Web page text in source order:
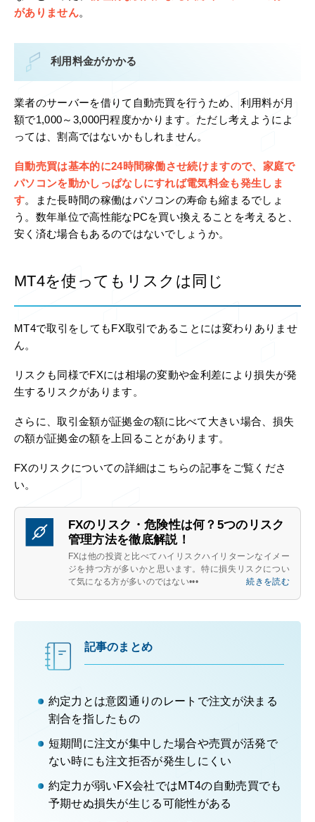
がありません。
利用料金がかかる
業者のサーバーを借りて自動売買を行うため、利用料が月
額で1,000～3,000円程度かかります。ただし考えようによ
っては、割高ではないかもしれません。
自動売買は基本的に24時間稼働させ続けますので、家庭で
パソコンを動かしっぱなしにすれば電気料金も発生しま
す。また長時間の稼働はパソコンの寿命も縮まるでしょ
う。数年単位で高性能なPCを買い換えることを考えると、
安く済む場合もあるのではないでしょうか。
MT4を使ってもリスクは同じ
MT4で取引をしてもFX取引であることには変わりありませ
ん。
リスクも同様でFXには相場の変動や金利差により損失が発
生するリスクがあります。
さらに、取引金額が証拠金の額に比べて大きい場合、損失
の額が証拠金の額を上回ることがあります。
FXのリスクについての詳細はこちらの記事をご覧くださ
い。
FXのリスク・危険性は何？5つのリスク
管理方法を徹底解説！
FXは他の投資と比べてハイリスクハイリターンなイメー
ジを持つ方が多いかと思います。特に損失リスクについ
て気になる方が多いのではない•••
続きを読む
記事のまとめ
約定力とは意図通りのレートで注文が決まる
割合を指したもの
短期間に注文が集中した場合や売買が活発で
ない時にも注文拒否が発生しにくい
約定力が弱いFX会社ではMT4の自動売買でも
予期せぬ損失が生じる可能性がある